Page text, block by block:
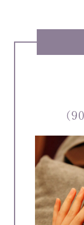
（